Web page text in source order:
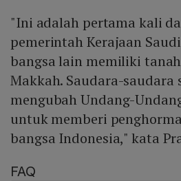
"Ini adalah pertama kali
pemerintah Kerajaan
bangsa lain memiliki
Makkah. Saudara-saudara
mengubah Undang-
untuk memberi
bangsa Indonesia," kata
FAQ